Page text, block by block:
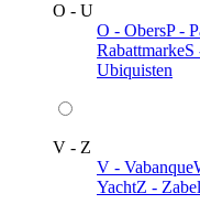
O - U
O - ObersP -
RabattmarkeS
Ubiquisten
V - Z
V - Vabanque
YachtZ - Zabel